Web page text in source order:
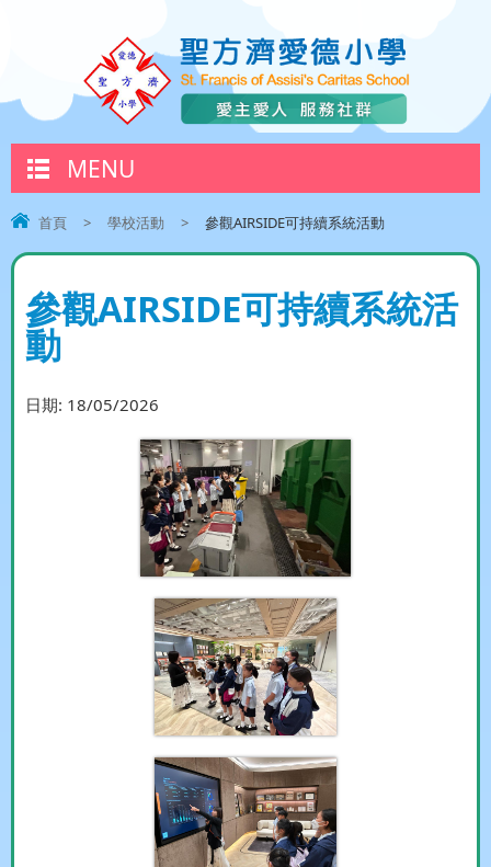
MENU
首頁 > 學校活動 > 參觀AIRSIDE可持續系統活動
參觀AIRSIDE可持續系統活
動
日期: 18/05/2026